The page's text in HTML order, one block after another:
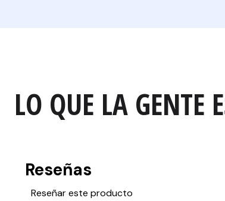
LO QUE LA GENTE